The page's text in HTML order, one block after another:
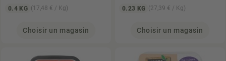
0.4 KG (17,48 € / Kg)
Choisir un magasin
0.23 KG (27,39 € / Kg)
Choisir un magasin